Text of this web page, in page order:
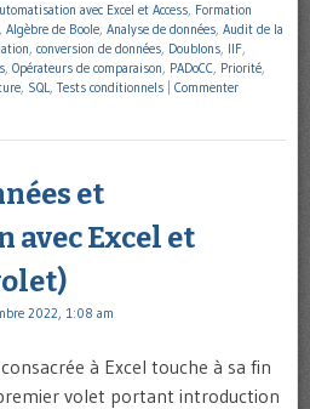
avec Excel et Access, Formation
, Algèbre de Boole, Analyse de données, Audit de la
, conversion de données, Doublons, IIF,
, Opérateurs de comparaison, PADoCC, Priorité,
, SQL, Tests conditionnels Commenter
et
Excel et
2022, 1:08 am
à Excel touche à sa fin
volet portant introduction